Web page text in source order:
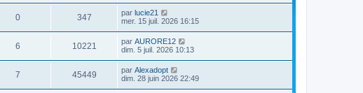
0 347 par lucie21
mer. 15 juil. 2026 16:15
6 10221 par AURORE12
dim. 5 juil. 2026 10:13
7 45449 par Alexadopt
dim. 28 juin 2026 22:49